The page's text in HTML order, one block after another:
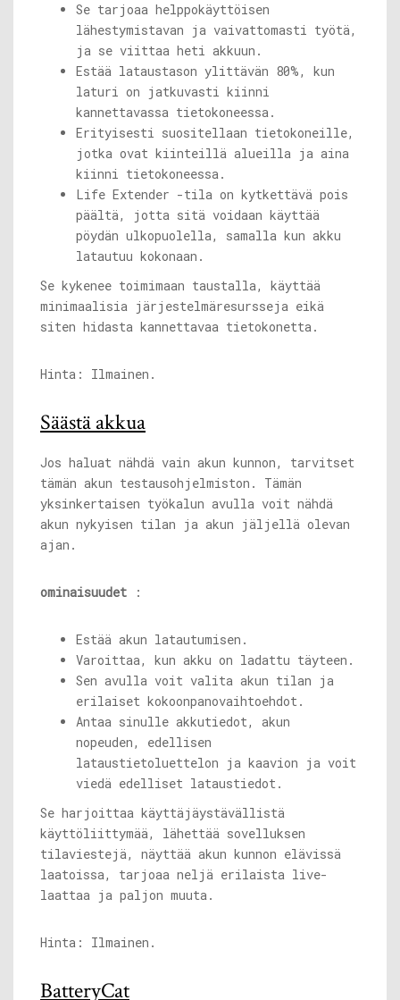
Se tarjoaa helppokäyttöisen
lähestymistavan ja vaivattomasti työtä,
ja se viittaa heti akkuun.
Estää lataustason ylittävän 80%, kun
laturi on jatkuvasti kiinni
kannettavassa tietokoneessa.
Erityisesti suositellaan tietokoneille,
jotka ovat kiinteillä alueilla ja aina
kiinni tietokoneessa.
Life Extender -tila on kytkettävä pois
päältä, jotta sitä voidaan käyttää
pöydän ulkopuolella, samalla kun akku
latautuu kokonaan.
Se kykenee toimimaan taustalla, käyttää
minimaalisia järjestelmäresursseja eikä
siten hidasta kannettavaa tietokonetta.
Hinta: Ilmainen.
Säästä akkua
Jos haluat nähdä vain akun kunnon, tarvitset
tämän akun testausohjelmiston. Tämän
yksinkertaisen työkalun avulla voit nähdä
akun nykyisen tilan ja akun jäljellä olevan
ajan.
ominaisuudet :
Estää akun latautumisen.
Varoittaa, kun akku on ladattu täyteen.
Sen avulla voit valita akun tilan ja
erilaiset kokoonpanovaihtoehdot.
Antaa sinulle akkutiedot, akun
nopeuden, edellisen
lataustietoluettelon ja kaavion ja voit
viedä edelliset lataustiedot.
Se harjoittaa käyttäjäystävällistä
käyttöliittymää, lähettää sovelluksen
tilaviestejä, näyttää akun kunnon elävissä
laatoissa, tarjoaa neljä erilaista live-
laattaa ja paljon muuta.
Hinta: Ilmainen.
BatteryCat